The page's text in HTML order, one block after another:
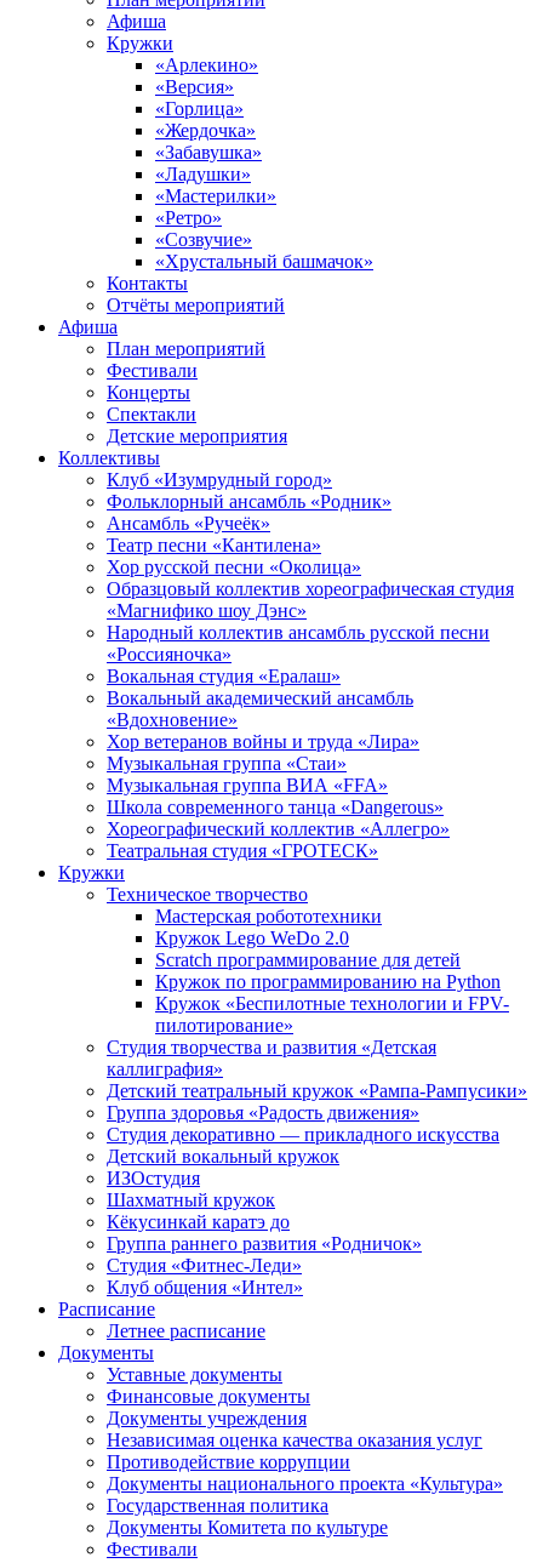
Афиша
Кружки
«Арлекино»
«Версия»
«Горлица»
«Жердочка»
«Забавушка»
«Ладушки»
«Мастерилки»
«Ретро»
«Созвучие»
«Хрустальный башмачок»
Контакты
Отчёты мероприятий
Афиша
План мероприятий
Фестивали
Концерты
Спектакли
Детские мероприятия
Коллективы
Клуб «Изумрудный город»
Фольклорный ансамбль «Родник»
Ансамбль «Ручеёк»
Театр песни «Кантилена»
Хор русской песни «Околица»
Образцовый коллектив хореографическая студия
«Магнифико шоу Дэнс»
Народный коллектив ансамбль русской песни
«Россияночка»
Вокальная студия «Ералаш»
Вокальный академический ансамбль
«Вдохновение»
Хор ветеранов войны и труда «Лира»
Музыкальная группа «Стаи»
Музыкальная группа ВИА «FFA»
Школа современного танца «Dangerous»
Хореографический коллектив «Аллегро»
Театральная студия «ГРОТЕСК»
Кружки
Техническое творчество
Мастерская робототехники
Кружок Lego WeDo 2.0
Scratch программирование для детей
Кружок по программированию на Python
Кружок «Беспилотные технологии и FPV-
пилотирование»
Студия творчества и развития «Детская
каллиграфия»
Детский театральный кружок «Рампа-Рампусики»
Группа здоровья «Радость движения»
Студия декоративно — прикладного искусства
Детский вокальный кружок
ИЗОстудия
Шахматный кружок
Кёкусинкай каратэ до
Группа раннего развития «Родничок»
Cтудия «Фитнес-Леди»
Клуб общения «Интел»
Расписание
Летнее расписание
Документы
Уставные документы
Финансовые документы
Документы учреждения
Независимая оценка качества оказания услуг
Противодействие коррупции
Документы национального проекта «Культура»
Государственная политика
Документы Комитета по культуре
Фестивали